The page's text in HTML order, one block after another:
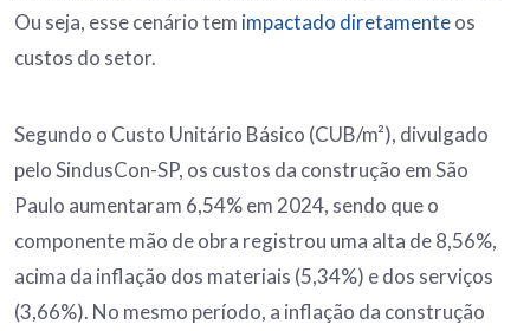
Ou seja, esse cenário tem impactado diretamenteos
custos do setor.
Segundo o Custo Unitário Básico (CUB/m²), divulgado
pelo SindusCon-SP, os custos da construção em São
Paulo aumentaram 6,54% em 2024, sendo que o
componente mão de obra registrou uma alta de 8,56%,
acima da inflação dos materiais (5,34%) e dos serviços
(3,66%). No mesmo período, a inflação da construção